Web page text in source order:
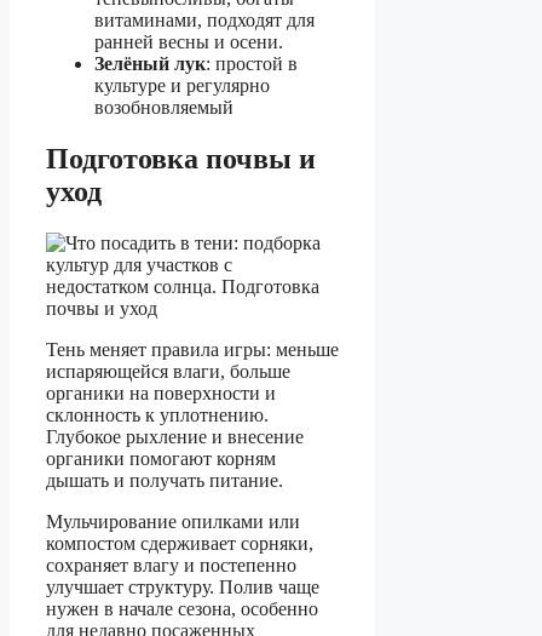
витаминами, подходят для
ранней весны и осени.
Зелёный лук: простой в
культуре и регулярно
возобновляемый
Подготовка почвы и
уход
Тень меняет правила игры: меньше
испаряющейся влаги, больше
органики на поверхности и
склонность к уплотнению.
Глубокое рыхление и внесение
органики помогают корням
дышать и получать питание.
Мульчирование опилками или
компостом сдерживает сорняки,
сохраняет влагу и постепенно
улучшает структуру. Полив чаще
нужен в начале сезона, особенно
для недавно посаженных